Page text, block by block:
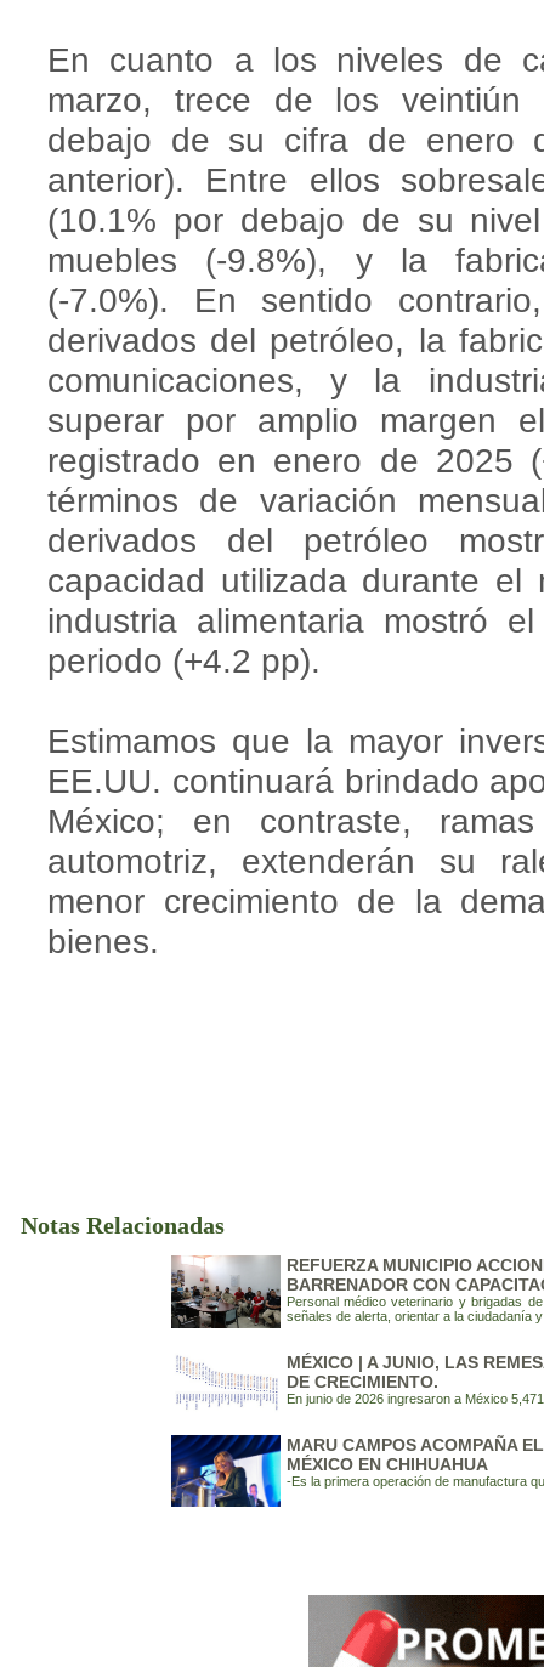
En cuanto a los niveles de
marzo, trece de los veintiún
debajo de su cifra de enero
anterior). Entre ellos
(10.1% por debajo de su
muebles (-9.8%), y la
(-7.0%). En sentido
derivados del petróleo, la
comunicaciones, y la
superar por amplio margen
registrado en enero de 2025
términos de variación
derivados del petróleo
capacidad utilizada durante
industria alimentaria mostró
periodo (+4.2 pp).
Estimamos que la mayor
EE.UU. continuará brindado
México; en contraste,
automotriz, extenderán su
menor crecimiento de la
bienes.
Notas Relacionadas
REFUERZA MUNICIPIO
BARRENADOR CON
Personal médico veterinario y brigadas
señales de alerta, orientar a la ciudadanía
MÉXICO | A JUNIO, LAS
DE CRECIMIENTO.
En junio de 2026 ingresaron a México
MARU CAMPOS ACOMPAÑA
MÉXICO EN CHIHUAHUA
-Es la primera operación de manufactura